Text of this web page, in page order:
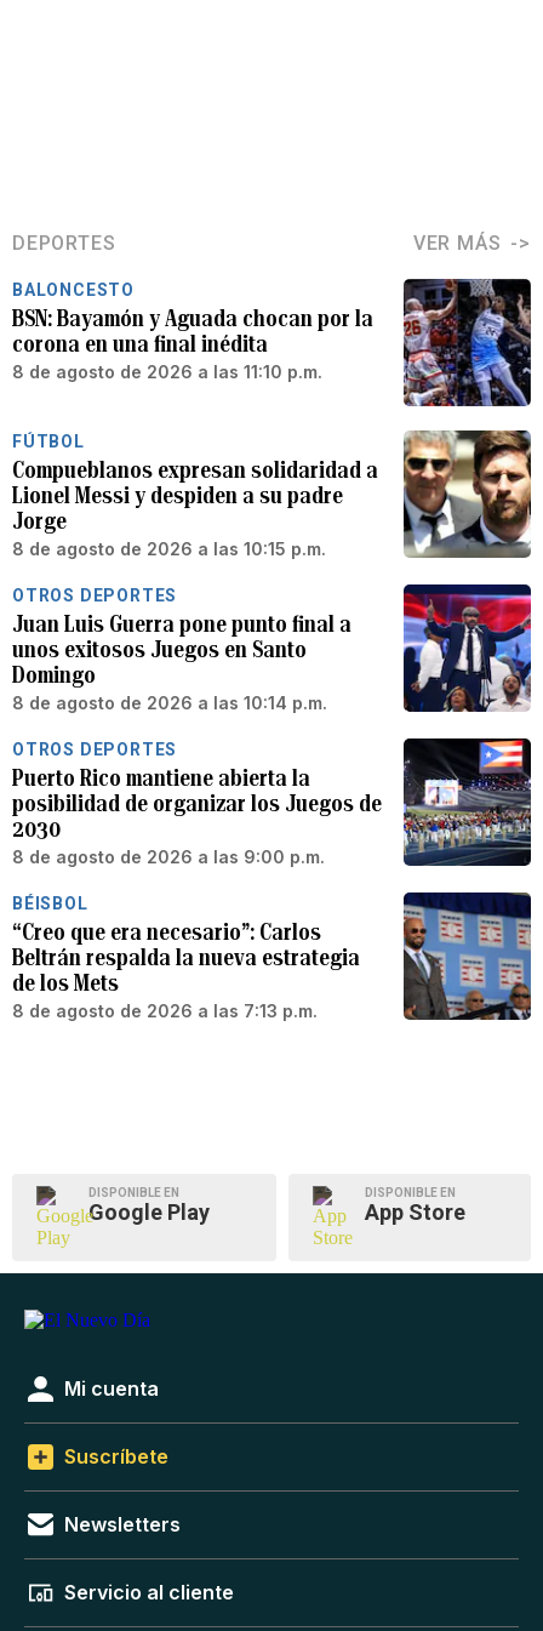
DEPORTES VER MÁS
BALONCESTO
BSN: Bayamón y Aguada chocan por la
corona en una final inédita
8 de agosto de 2026 a las 11:10 p.m.
FÚTBOL
Compueblanos expresan solidaridad a
Lionel Messi y despiden a su padre
Jorge
8 de agosto de 2026 a las 10:15 p.m.
OTROS DEPORTES
Juan Luis Guerra pone punto final a
unos exitosos Juegos en Santo
Domingo
8 de agosto de 2026 a las 10:14 p.m.
OTROS DEPORTES
Puerto Rico mantiene abierta la
posibilidad de organizar los Juegos de
2030
8 de agosto de 2026 a las 9:00 p.m.
BÉISBOL
“Creo que era necesario”: Carlos
Beltrán respalda la nueva estrategia
de los Mets
8 de agosto de 2026 a las 7:13 p.m.
DISPONIBLE EN
Google Play
DISPONIBLE EN
App Store
Mi cuenta
Suscríbete
Newsletters
Servicio al cliente